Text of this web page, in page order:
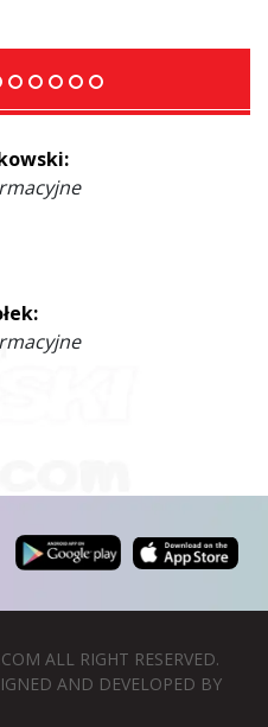
ALL RIGHT RESERVED.
AND DEVELOPED BY